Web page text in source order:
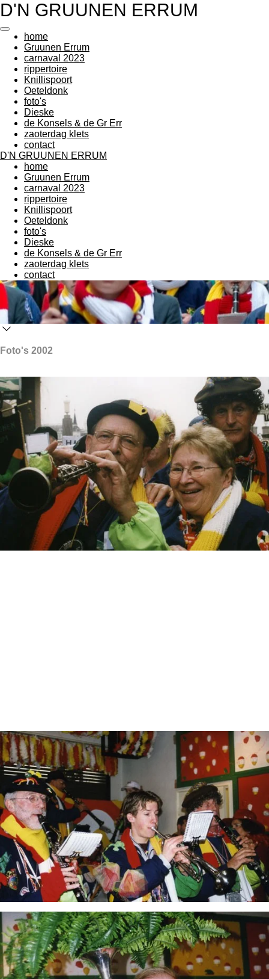
Ga
naar
hoofdinhoud
D'N GRUUNEN ERRUM
home
Gruunen Errum
carnaval 2023
rippertoire
Knillispoort
Oeteldonk
foto's
Dieske
de Konsels & de Gr Err
zaoterdag klets
contact
D'N GRUUNEN ERRUM
home
Gruunen Errum
carnaval 2023
rippertoire
Knillispoort
Oeteldonk
foto's
Dieske
de Konsels & de Gr Err
zaoterdag klets
contact
Foto's 2002